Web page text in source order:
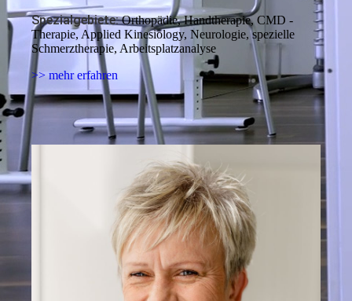
Spezialgebiete:Orthopädie, Handtherapie, CMD -
Therapie, Applied Kinesiology, Neurologie, spezielle
Schmerztherapie, Arbeitsplatzanalyse
>> mehr erfahren